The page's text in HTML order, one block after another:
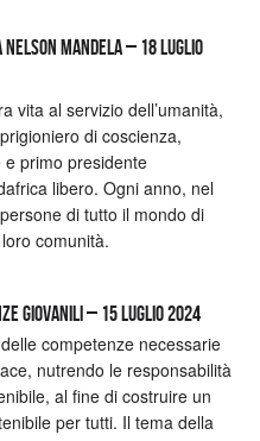
Mandela – 18 luglio
vita al servizio dell’umanità,
di coscienza,
primo presidente
libero. Ogni anno, nel
di tutto il mondo di
comunità.
giovanili – 15 luglio 2024
competenze necessarie
nutrendo le responsabilità
al fine di costruire un
per tutti. Il tema della